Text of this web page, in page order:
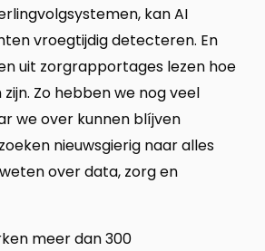
kan AI
vroegtijdig detecteren. En
uit zorgrapportages lezen hoe
Zo hebben we nog veel
we over kunnen blíjven
nieuwsgierig naar alles
over data, zorg en
meer dan 300